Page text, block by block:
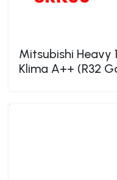
Mitsubishi Heavy
Klima A++ (R32